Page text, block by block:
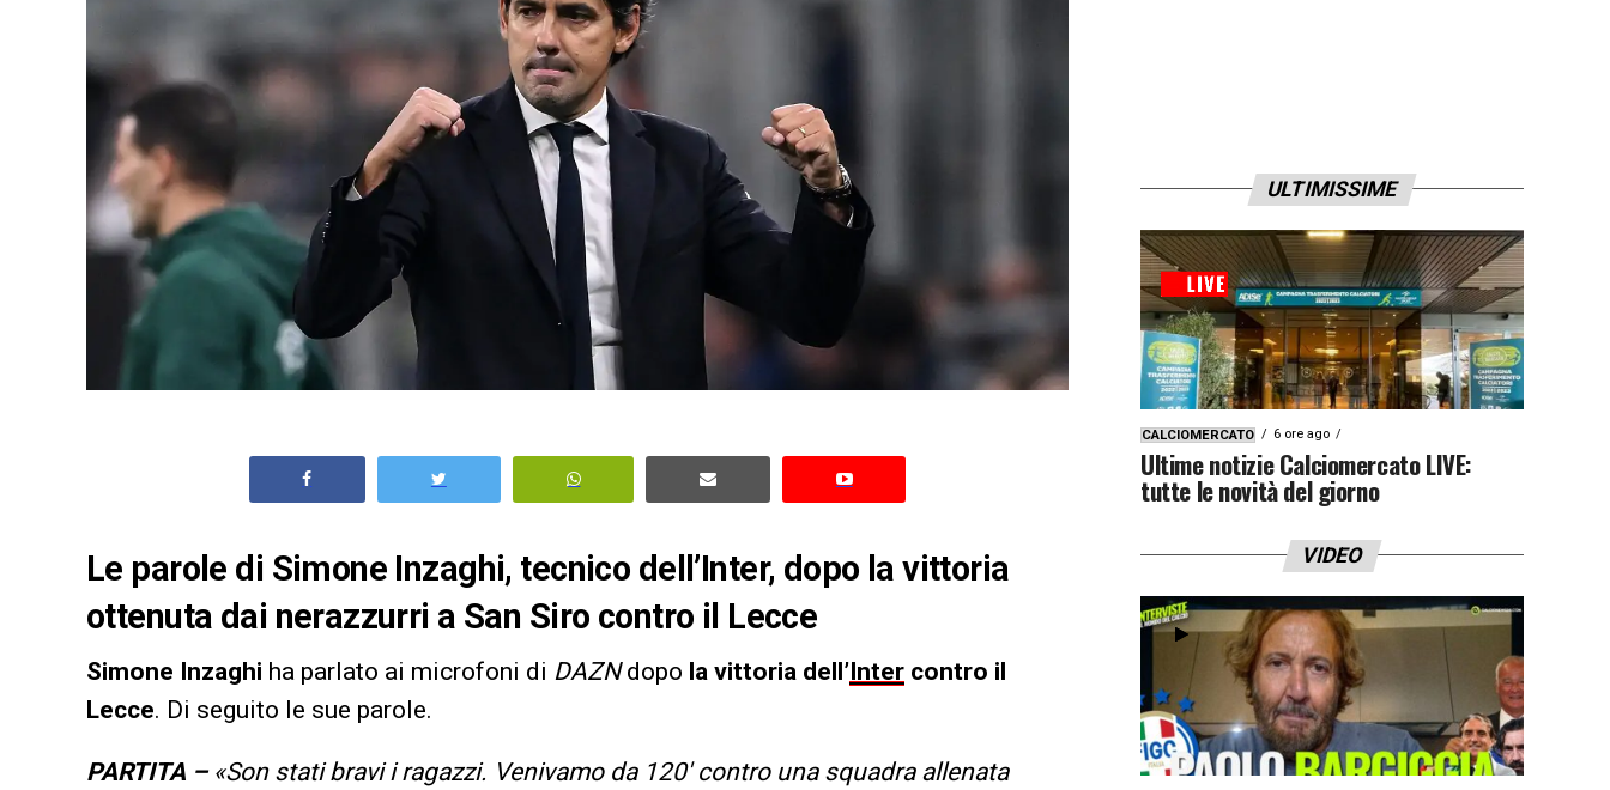
Le parole di Simone Inzaghi, tecnico dell’Inter, dopo la vittoria
ottenuta dai nerazzurri a San Siro contro il Lecce
Simone Inzaghi ha parlato ai microfoni di DAZNdopo la vittoria dell’Inter contro il
Lecce. Di seguito le sue parole.
PARTITA –«Son stati bravi i ragazzi. Venivamo da 120′ contro una squadra allenata
ULTIMISSIME
CALCIOMERCATO 6 ore ago
Ultime notizie Calciomercato LIVE:
tutte le novità del giorno
VIDEO